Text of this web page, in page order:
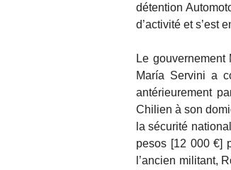
détention
d’activité et s’est
Le
María Servini a
antérieurement
Chilien à son
la sécurité
pesos [12 000 €]
l’ancien militant,